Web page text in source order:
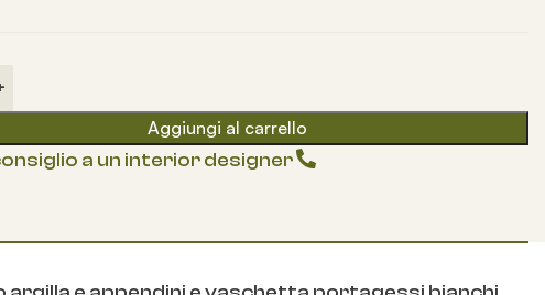
Aggiungi al carrello
a un interior designer